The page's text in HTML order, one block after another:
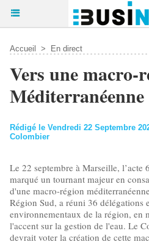
Accueil > En direct
​Vers une macro-
Rédigé le Vendredi 22 Septembre
Colombier
Le 22 septembre à Marseille, l’acte
marqué un tournant majeur en
d'une macro-région
Région Sud, a réuni 36 délégations
environnementaux de la région, en
l'accent sur la gestion de l'eau. Le
devrait voter la création de cette